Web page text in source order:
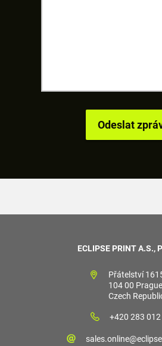
ECLIPSE PRINT A.S.,
Přátelství
104 00 Prague
Czech
+420 283